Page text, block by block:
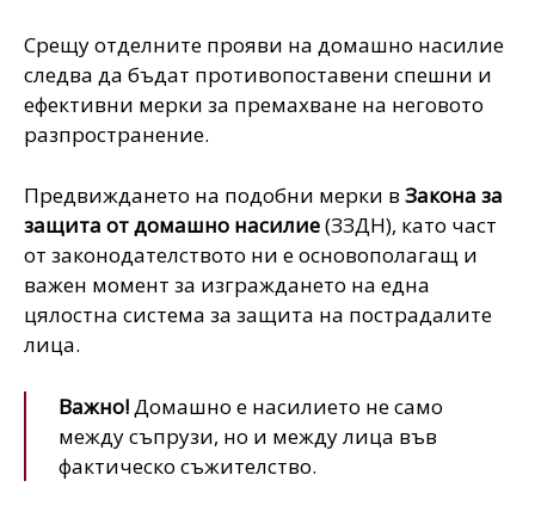
Срещу отделните прояви на домашно насилие
следва да бъдат противопоставени спешни и
ефективни мерки за премахване на неговото
разпространение.
Предвиждането на подобни мерки в Закона за
защита от домашно насилие(ЗЗДН), като част
от законодателството ни е основополагащ и
важен момент за изграждането на една
цялостна система за защита на пострадалите
лица.
Важно!Домашно е насилието не само
между съпрузи, но и между лица във
фактическо съжителство.